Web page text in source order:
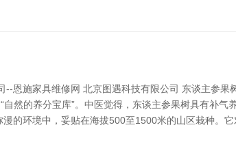
恩施家具维修网 北京图遇科技有限公司 东谈主参果
然的养分宝库”。中医觉得，东谈主参果树具有补
的环境中，妥贴在海拔500至1500米的山区栽种。